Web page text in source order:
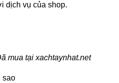
dịch vụ của shop.
mua tại xachtaynhat.net
sao